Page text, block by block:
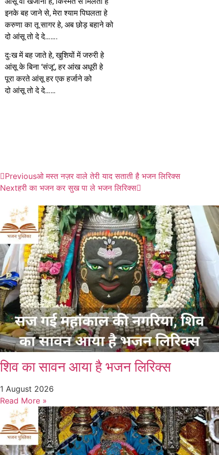
इनके बह जाने से, मेरा श्याम पिघलता हे
करुणा का तू सागर हे, अब छोड़ बहाने को
दो आंसू तो दे दे…….
दुःख में बह जाते हे, खुशियों में जरुरी हे
आंसू के बिना ‘संजू’, हर आंख अधूरी हे
पूरा करते आंसू हर एक हर्जाने को
दो आंसू तो दे दे……
Previousओ मस्त नज़र वाले तेरी याद सताती है भजन लिरिक्स
Nextहरी का भजन कर सुख पा ले भजन लिरिक्स
शिव का सावन आया है भजन लिरिक्स
1 August 2026
Read More »